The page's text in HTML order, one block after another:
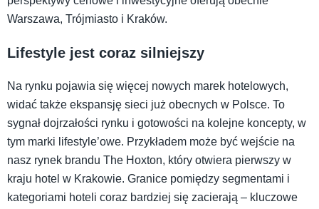
Warszawa, Trójmiasto i Kraków.
Lifestyle jest coraz silniejszy
Na rynku pojawia się więcej nowych marek hotelowych,
widać także ekspansję sieci już obecnych w Polsce. To
sygnał dojrzałości rynku i gotowości na kolejne koncepty, w
tym marki lifestyle’owe. Przykładem może być wejście na
nasz rynek brandu The Hoxton, który otwiera pierwszy w
kraju hotel w Krakowie. Granice pomiędzy segmentami i
kategoriami hoteli coraz bardziej się zacierają – kluczowe